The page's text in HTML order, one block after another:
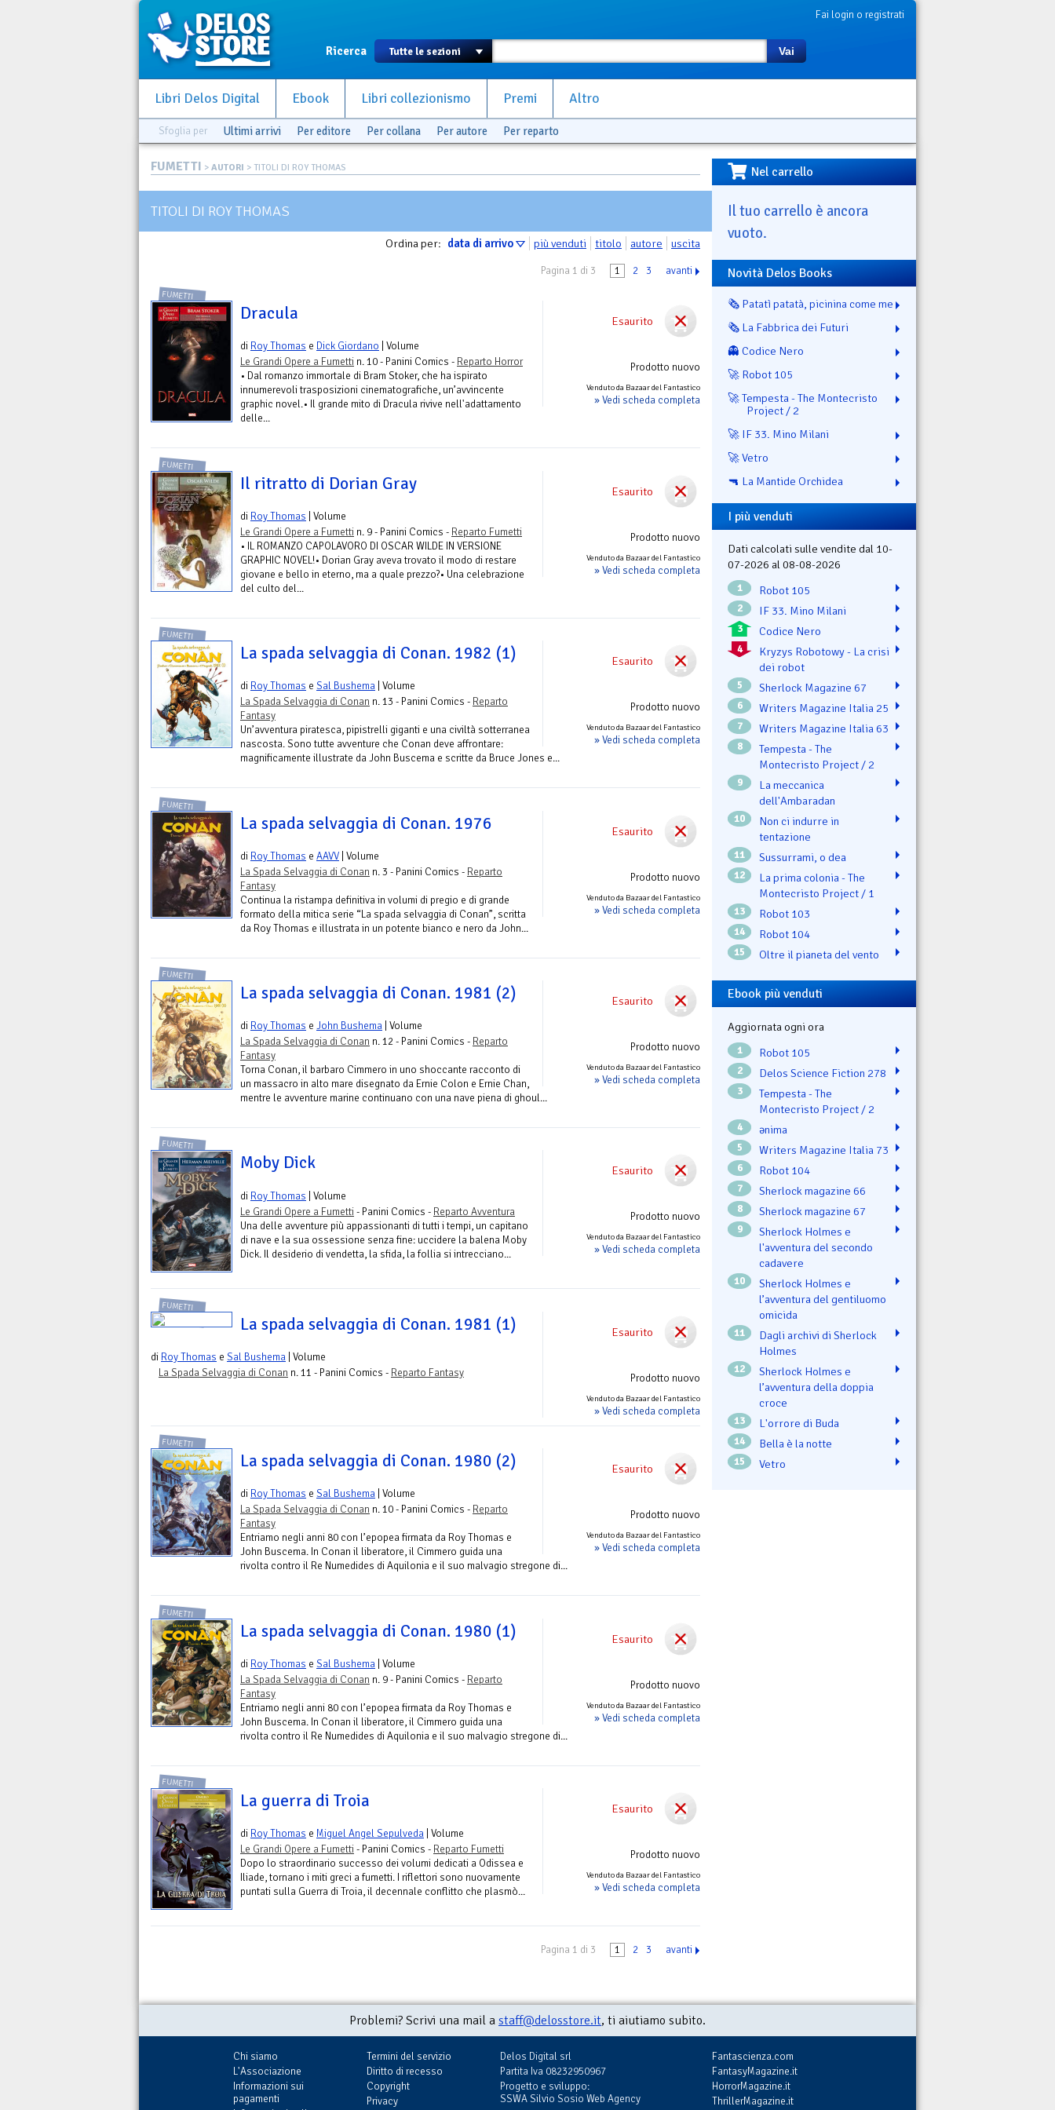
Fai login o registrati
Ricerca Vai
Libri Delos Digital Ebook Libri collezionismo Premi Altro
Sfoglia per Ultimi arrivi Per editore Per collana Per autore Per reparto
FUMETTI > AUTORI > TITOLI DI ROY THOMAS
TITOLI DI ROY THOMAS
Ordina per: data di arrivo più venduti titolo autore uscita
Pagina 1 di 3 1 2 3 avanti
Esaurito
Prodotto nuovo
Venduto da Bazaar del Fantastico
» Vedi scheda completa
FUMETTI
Dracula
di Roy Thomas e Dick Giordano | Volume
Le Grandi Opere a Fumetti n. 10 - Panini Comics - Reparto Horror
• Dal romanzo immortale di Bram Stoker, che ha ispirato
innumerevoli trasposizioni cinematografiche, un’avvincente
graphic novel.• Il grande mito di Dracula rivive nell'adattamento
delle...
Esaurito
Prodotto nuovo
Venduto da Bazaar del Fantastico
» Vedi scheda completa
FUMETTI
Il ritratto di Dorian Gray
di Roy Thomas | Volume
Le Grandi Opere a Fumetti n. 9 - Panini Comics - Reparto Fumetti
• IL ROMANZO CAPOLAVORO DI OSCAR WILDE IN VERSIONE
GRAPHIC NOVEL!• Dorian Gray aveva trovato il modo di restare
giovane e bello in eterno, ma a quale prezzo?• Una celebrazione
del culto del...
Esaurito
Prodotto nuovo
Venduto da Bazaar del Fantastico
» Vedi scheda completa
FUMETTI
La spada selvaggia di Conan. 1982 (1)
di Roy Thomas e Sal Bushema | Volume
La Spada Selvaggia di Conan n. 13 - Panini Comics - Reparto
Fantasy
Un’avventura piratesca, pipistrelli giganti e una civiltà sotterranea
nascosta. Sono tutte avventure che Conan deve affrontare:
magnificamente illustrate da John Buscema e scritte da Bruce Jones e...
Esaurito
Prodotto nuovo
Venduto da Bazaar del Fantastico
» Vedi scheda completa
FUMETTI
La spada selvaggia di Conan. 1976
di Roy Thomas e AAVV | Volume
La Spada Selvaggia di Conan n. 3 - Panini Comics - Reparto
Fantasy
Continua la ristampa definitiva in volumi di pregio e di grande
formato della mitica serie “La spada selvaggia di Conan”, scritta
da Roy Thomas e illustrata in un potente bianco e nero da John...
Esaurito
Prodotto nuovo
Venduto da Bazaar del Fantastico
» Vedi scheda completa
FUMETTI
La spada selvaggia di Conan. 1981 (2)
di Roy Thomas e John Bushema | Volume
La Spada Selvaggia di Conan n. 12 - Panini Comics - Reparto
Fantasy
Torna Conan, il barbaro Cimmero in uno shoccante racconto di
un massacro in alto mare disegnato da Ernie Colon e Ernie Chan,
mentre le avventure marine continuano con una nave piena di ghoul...
Esaurito
Prodotto nuovo
Venduto da Bazaar del Fantastico
» Vedi scheda completa
FUMETTI
Moby Dick
di Roy Thomas | Volume
Le Grandi Opere a Fumetti - Panini Comics - Reparto Avventura
Una delle avventure più appassionanti di tutti i tempi, un capitano
di nave e la sua ossessione senza fine: uccidere la balena Moby
Dick. Il desiderio di vendetta, la sfida, la follia si intrecciano...
Esaurito
Prodotto nuovo
Venduto da Bazaar del Fantastico
» Vedi scheda completa
FUMETTI
La spada selvaggia di Conan. 1981 (1)
di Roy Thomas e Sal Bushema | Volume
La Spada Selvaggia di Conan n. 11 - Panini Comics - Reparto Fantasy
Esaurito
Prodotto nuovo
Venduto da Bazaar del Fantastico
» Vedi scheda completa
FUMETTI
La spada selvaggia di Conan. 1980 (2)
di Roy Thomas e Sal Bushema | Volume
La Spada Selvaggia di Conan n. 10 - Panini Comics - Reparto
Fantasy
Entriamo negli anni 80 con l’epopea firmata da Roy Thomas e
John Buscema. In Conan il liberatore, il Cimmero guida una
rivolta contro il Re Numedides di Aquilonia e il suo malvagio stregone di...
Esaurito
Prodotto nuovo
Venduto da Bazaar del Fantastico
» Vedi scheda completa
FUMETTI
La spada selvaggia di Conan. 1980 (1)
di Roy Thomas e Sal Bushema | Volume
La Spada Selvaggia di Conan n. 9 - Panini Comics - Reparto
Fantasy
Entriamo negli anni 80 con l’epopea firmata da Roy Thomas e
John Buscema. In Conan il liberatore, il Cimmero guida una
rivolta contro il Re Numedides di Aquilonia e il suo malvagio stregone di...
Esaurito
Prodotto nuovo
Venduto da Bazaar del Fantastico
» Vedi scheda completa
FUMETTI
La guerra di Troia
di Roy Thomas e Miguel Angel Sepulveda | Volume
Le Grandi Opere a Fumetti - Panini Comics - Reparto Fumetti
Dopo lo straordinario successo dei volumi dedicati a Odissea e
Iliade, tornano i miti greci a fumetti. I riflettori sono nuovamente
puntati sulla Guerra di Troia, il decennale conflitto che plasmò...
Pagina 1 di 3 1 2 3 avanti
Nel carrello
Il tuo carrello è ancora
vuoto.
Novità Delos Books
🗞️ Patatì patatà, picinina come me
🗞️ La Fabbrica dei Futuri
👻 Codice Nero
🚀 Robot 105
🚀 Tempesta - The Montecristo
Project / 2
🚀 IF 33. Mino Milani
🚀 Vetro
🔫 La Mantide Orchidea
I più venduti
Dati calcolati sulle vendite dal 10-
07-2026 al 08-08-2026
1 Robot 105
2 IF 33. Mino Milani
3 Codice Nero
4
Kryzys Robotowy - La crisi
dei robot
5 Sherlock Magazine 67
6 Writers Magazine Italia 25
7 Writers Magazine Italia 63
8
Tempesta - The
Montecristo Project / 2
9
La meccanica
dell'Ambaradan
10
Non ci indurre in
tentazione
11 Sussurrami, o dea
12
La prima colonia - The
Montecristo Project / 1
13 Robot 103
14 Robot 104
15 Oltre il pianeta del vento
Ebook più venduti
Aggiornata ogni ora
1 Robot 105
2 Delos Science Fiction 278
3
Tempesta - The
Montecristo Project / 2
4 ənima
5 Writers Magazine Italia 73
6 Robot 104
7 Sherlock magazine 66
8 Sherlock magazine 67
9
Sherlock Holmes e
l'avventura del secondo
cadavere
10
Sherlock Holmes e
l’avventura del gentiluomo
omicida
11
Dagli archivi di Sherlock
Holmes
12
Sherlock Holmes e
l’avventura della doppia
croce
13 L'orrore di Buda
14 Bella è la notte
15 Vetro
Problemi? Scrivi una mail a staff@delosstore.it, ti aiutiamo subito.
Chi siamo
L'Associazione
Informazioni sui
pagamenti
Termini del servizio
Diritto di recesso
Copyright
Privacy
Delos Digital srl
Partita Iva 08232950967
Progetto e sviluppo:
SSWA Silvio Sosio Web Agency
Fantascienza.com
FantasyMagazine.it
HorrorMagazine.it
ThrillerMagazine.it